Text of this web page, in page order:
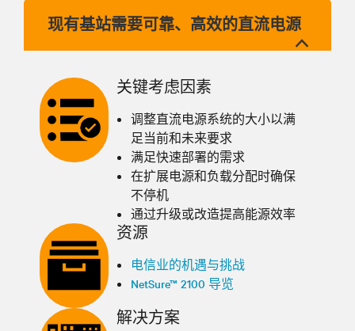
现有基站需要可靠、高效的直流电源
关键考虑因素
调整直流电源系统的大小以满
足当前和未来要求
满足快速部署的需求
在扩展电源和负载分配时确保
不停机
通过升级或改造提高能源效率
资源
电信业的机遇与挑战
NetSure™ 2100 导览
解决方案